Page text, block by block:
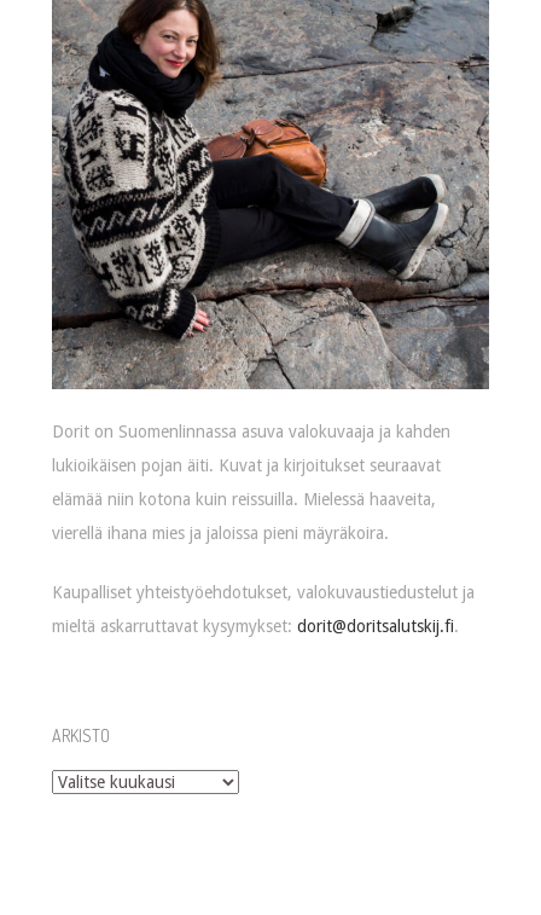
Dorit on Suomenlinnassa asuva valokuvaaja ja kahden
lukioikäisen pojan äiti. Kuvat ja kirjoitukset seuraavat
elämää niin kotona kuin reissuilla. Mielessä haaveita,
vierellä ihana mies ja jaloissa pieni mäyräkoira.
Kaupalliset yhteistyöehdotukset, valokuvaustiedustelut ja
mieltä askarruttavat kysymykset:dorit@doritsalutskij.fi.
ARKISTO
Arkisto